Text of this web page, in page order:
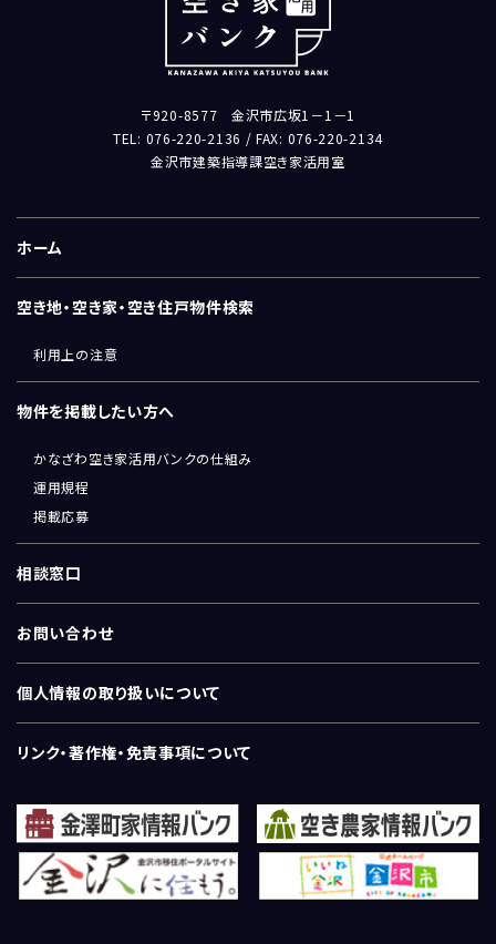
〒920-8577 金沢市広坂1－1－1
TEL: 076-220-2136 / FAX: 076-220-2134
金沢市建築指導課空き家活用室
ホーム
空き地・空き家・空き住戸物件検索
利用上の注意
物件を掲載したい方へ
かなざわ空き家活用バンクの仕組み
運用規程
掲載応募
相談窓口
お問い合わせ
個人情報の取り扱いについて
リンク・著作権・免責事項について